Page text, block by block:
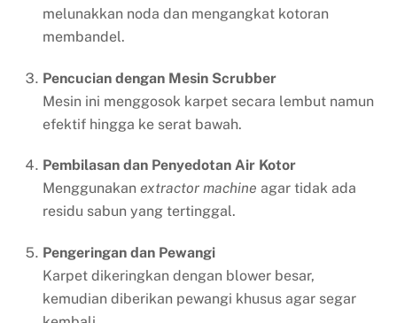
melunakkan noda dan mengangkat kotoran
membandel.
Pencucian dengan Mesin Scrubber
Mesin ini menggosok karpet secara lembut namun
efektif hingga ke serat bawah.
Pembilasan dan Penyedotan Air Kotor
Menggunakan extractor machine agar tidak ada
residu sabun yang tertinggal.
Pengeringan dan Pewangi
Karpet dikeringkan dengan blower besar,
kemudian diberikan pewangi khusus agar segar